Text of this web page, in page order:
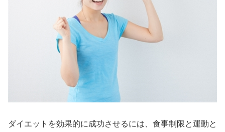
ダイエットを効果的に成功させるには、食事制限と運動と